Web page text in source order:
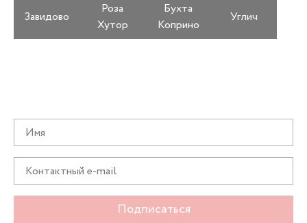
Завидово
Роза
Хутор
Бухта
Коприно
Углич
Подписаться